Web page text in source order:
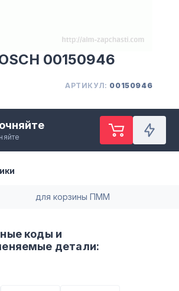
00150946
АРТИКУЛ: 00150946
для корзины ПММ
коды и
детали: